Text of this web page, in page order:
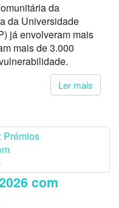
da
da Universidade
já envolveram mais
mais de 3.000
Ler mais
com